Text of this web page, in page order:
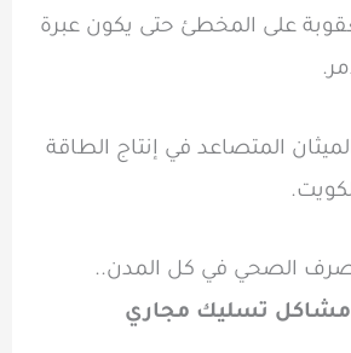
على المخطئ حتى يكون عبرة
المتصاعد في إنتاج الطاقة
الصحي في كل المدن..
تسليك مجاري